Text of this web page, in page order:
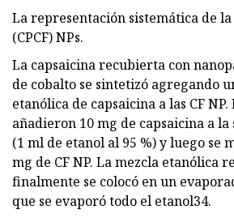
La representación sistemática de
(CPCF) NPs.
La capsaicina recubierta con
de cobalto se sintetizó agregando
etanólica de capsaicina a las CF
añadieron 10 mg de capsaicina a
(1 ml de etanol al 95 %) y luego se
mg de CF NP. La mezcla etanólica
finalmente se colocó en un
que se evaporó todo el etanol34.